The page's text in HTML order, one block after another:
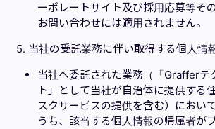
ーポレートサイト及び採用応募等そ
お問い合わせには適用されません。
5. 当社の受託業務に伴い取得する個人情
当社へ委託された業務（「Grafferテ
ト」として当社が自治体に提供する
スクサービスの提供を含む）におい
うち、該当する個人情報の帰属者が